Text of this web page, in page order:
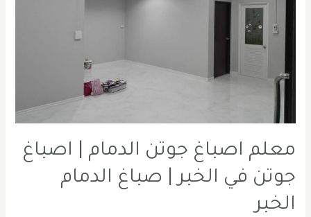
معلم اصباغ جوتن الدمام | اصباغ
جوتن في الخبر | صباغ الدمام
الخبر